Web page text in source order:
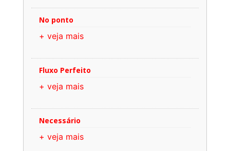
No ponto
+ veja mais
Fluxo Perfeito
+ veja mais
Necessário
+ veja mais